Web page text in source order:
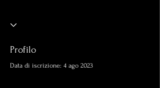
Profilo
Data di iscrizione: 4 ago 2023